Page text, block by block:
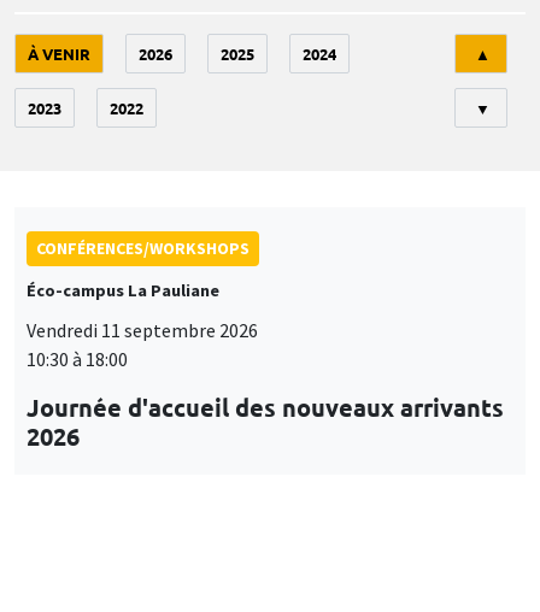
À VENIR 2026 2025 2024
2023 2022
▲
▼
CONFÉRENCES/WORKSHOPS
Éco-campus La Pauliane
Vendredi 11 septembre 2026
10:30 à 18:00
Journée d'accueil des nouveaux arrivants
2026